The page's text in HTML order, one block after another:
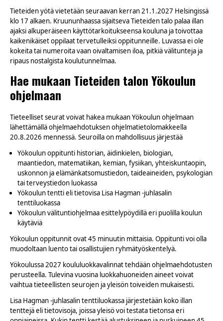
Tieteiden yötä vietetään seuraavan kerran 21.1.2027 Helsingissä
klo 17 alkaen. Kruununhaassa sijaitseva Tieteiden talo palaa illan
ajaksi alkuperäiseen käyttötarkoitukseensa kouluna ja toivottaa
kaikenikäiset oppilaat tervetulleiksi oppitunneille. Luvassa ei ole
kokeita tai numeroita vaan oivaltamisen iloa, pitkiä välitunteja ja
ripaus nostalgista koulutunnelmaa.
Hae mukaan Tieteiden talon Yökoulun
ohjelmaan
Tieteelliset seurat voivat hakea mukaan Yökoulun ohjelmaan
lähettämällä ohjelmaehdotuksen ohjelmatietolomakkeella
20.8.2026 mennessä. Seuroilla on mahdollisuus järjestää
Yökoulun oppitunti historian, äidinkielen, biologian,
maantiedon, matematiikan, kemian, fysiikan, yhteiskuntaopin,
uskonnon ja elämänkatsomustiedon, taideaineiden, psykologian
tai terveystiedon luokassa
Yökoulun tentti eli tietovisa Lisa Hagman -juhlasalin
tenttiluokassa
Yökoulun välituntiohjelmaa esittelypöydillä eri puolilla koulun
käytäviä
Yökoulun oppitunnit ovat 45 minuutin mittaisia. Oppitunti voi olla
muodoltaan luento tai osallistujien ryhmätyöskentelyä.
Yökoulussa 2027 koululuokkavalinnat tehdään ohjelmaehdotusten
perusteella. Tulevina vuosina luokkahuoneiden aineet voivat
vaihtua tieteellisten seurojen ja yleisön toiveiden mukaisesti.
Lisa Hagman -juhlasalin tenttiluokassa järjestetään koko illan
tenttejä eli tietovisoja, joissa yleisö voi testata tietonsa eri